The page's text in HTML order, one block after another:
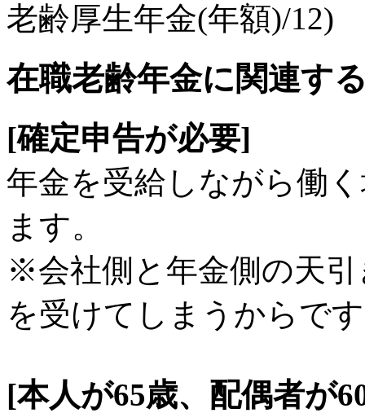
老齢厚生年金(年額)/12)
在職老齢年金に関連す
[確定申告が必要]
年金を受給しながら働
ます。
※会社側と年金側の天
を受けてしまうからで
[本人が65歳、配偶者が